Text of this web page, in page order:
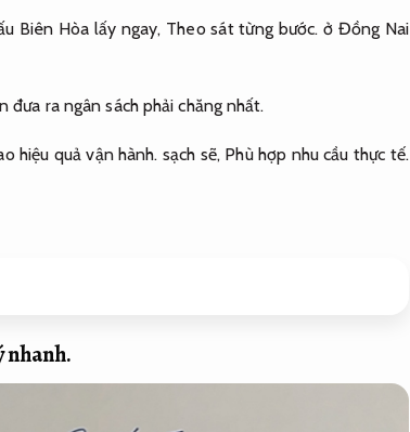
Biên Hòa lấy ngay, Theo sát từng bước. ở Đồng Nai
đưa ra ngân sách phải chăng nhất.
hiệu quả vận hành. sạch sẽ, Phù hợp nhu cầu thực tế.
nhanh.